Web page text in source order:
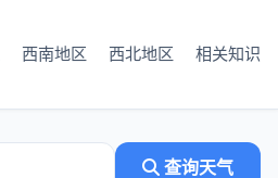
西南地区 西北地区 相关知识
查询天气